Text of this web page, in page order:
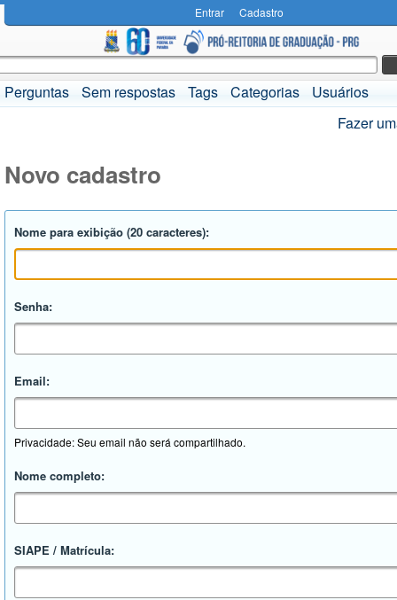
Entrar Cadastro
Perguntas Sem respostas Tags Categorias
Usuários
Fazer
Novo cadastro
Nome para exibição (20 caracteres):
Senha:
Email:
Privacidade: Seu email não será compartilhado.
Nome completo:
SIAPE / Matrícula: